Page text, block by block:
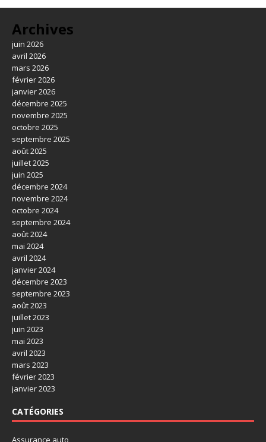
Archives
juin 2026
avril 2026
mars 2026
février 2026
janvier 2026
décembre 2025
novembre 2025
octobre 2025
septembre 2025
août 2025
juillet 2025
juin 2025
décembre 2024
novembre 2024
octobre 2024
septembre 2024
août 2024
mai 2024
avril 2024
janvier 2024
décembre 2023
septembre 2023
août 2023
juillet 2023
juin 2023
mai 2023
avril 2023
mars 2023
février 2023
janvier 2023
CATÉGORIES
Assurance auto